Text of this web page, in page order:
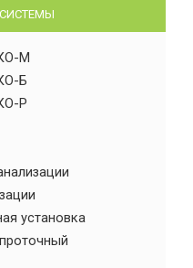
М
Б
Р
установка